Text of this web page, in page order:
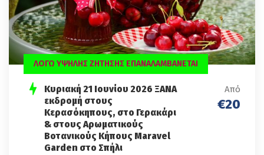
ΛΟΓΩ ΥΨΗΛΗΣ ΖΗΤΗΣΗΣ ΕΠΑΝΑΛΑΜΒΑΝΕΤΑΙ
Κυριακή 21 Ιουνίου 2026 ΞΑΝΑ
εκδρομή στους
Κερασόκηπους, στο Γερακάρι
& στους Αρωματικούς
Boτανικούς Κήπους Μaravel
Garden στο Σπήλι
Από
€20